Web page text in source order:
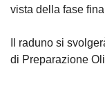
vista della fase
Il raduno si
di Preparazione